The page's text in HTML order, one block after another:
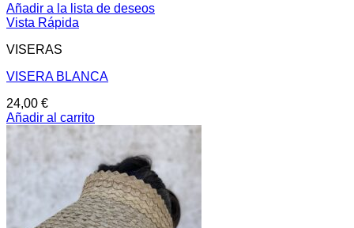
Añadir a la lista de deseos
Vista Rápida
VISERAS
VISERA BLANCA
24,00 €
Añadir al carrito